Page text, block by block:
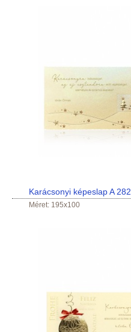
Karácsonyi képeslap A 282
Méret: 195x100